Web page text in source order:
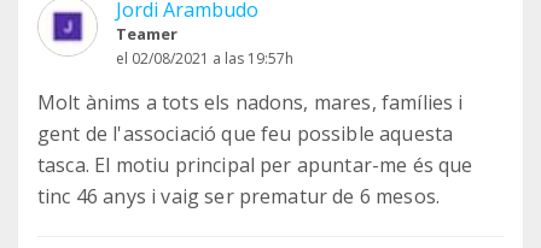
Jordi Arambudo
Teamer
el 02/08/2021 a las 19:57h
Molt ànims a tots els nadons, mares, famílies i
gent de l'associació que feu possible aquesta
tasca. El motiu principal per apuntar-me és que
tinc 46 anys i vaig ser prematur de 6 mesos.